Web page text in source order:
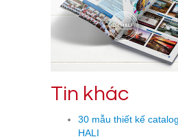
Tin khác
30 mẫu thiết kế
HALI